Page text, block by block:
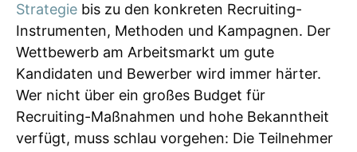
Strategie bis zu den konkreten Recruiting-
Instrumenten, Methoden und Kampagnen. Der
Wettbewerb am Arbeitsmarkt um gute
Kandidaten und Bewerber wird immer härter.
Wer nicht über ein großes Budget für
Recruiting-Maßnahmen und hohe Bekanntheit
verfügt, muss schlau vorgehen: Die Teilnehmer